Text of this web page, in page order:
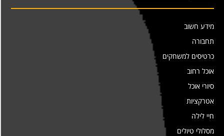
מידע חשוב
תחבורה
כרטיסים למשחקים
אוכל רחוב
סיורי אוכל
אטרקציות
חיי לילה
מסלולי טיולים